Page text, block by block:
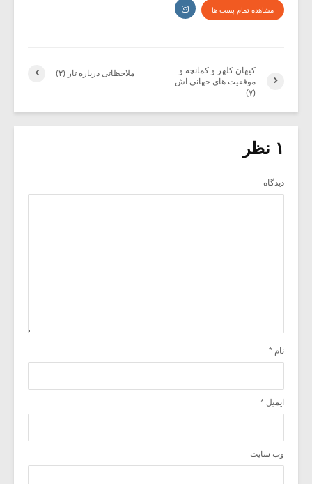
مشاهده تمام پست ها
ملاحظاتی درباره تار (۲)
کیهان کلهر و کمانچه و
موفقیت های جهانی اش
(۷)
۱ نظر
دیدگاه
نام *
ایمیل *
وب‌ سایت